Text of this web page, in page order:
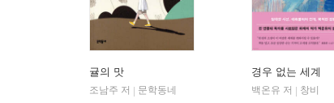
귤의 맛
조남주 저
문학동네
경우 없는 세계
백온유 저
창비